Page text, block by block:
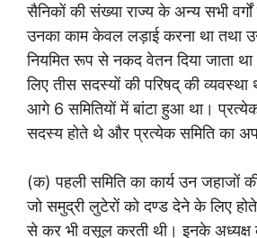
सैनिकों की संख्या राज्य के अन्य सभी
उनका काम केवल लड़ाई करना था तथा
नियमित रूप से नकद वेतन दिया जाता
लिए तीस सदस्यों की परिषद् की व्यवस्था
आगे 6 समितियों में बांटा हुआ था।
सदस्य होते थे और प्रत्येक समिति का
(क) पहली समिति का कार्य उन जहाजों
जो समुद्री लुटेरों को दण्ड देने के लिए होते
से कर भी वसूल करती थी। इनके अध्यक्ष